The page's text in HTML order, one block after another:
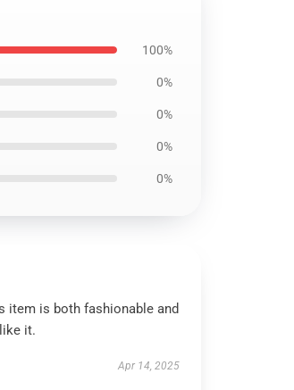
100%
0%
0%
0%
0%
item is both fashionable and
it.
Apr 14, 2025